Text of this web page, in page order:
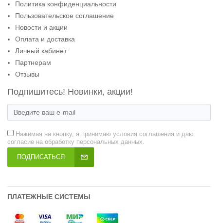
Политика конфиденциальности
Пользовательское соглашение
Новости и акции
Оплата и доставка
Личный кабинет
Партнерам
Отзывы
Подпишитесь! Новинки, акции!
Нажимая на кнопку, я принимаю условия соглашения и даю
согласие на обработку персональных данных.
ПОДПИСАТЬСЯ
ПЛАТЕЖНЫЕ СИСТЕМЫ